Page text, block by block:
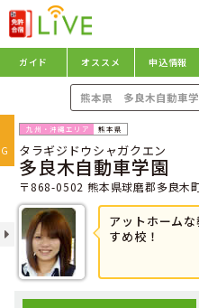
ガイド オススメ 申込情報
熊本県
タラギジドウシャガクエン
多良木自動車学園
〒868-0502 熊本県球磨郡多良木
アットホーム
すめ校！